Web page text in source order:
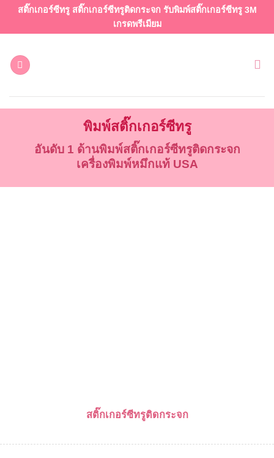
เนื้อหา
สติ๊กเกอร์ซีทรู สติ๊กเกอร์ซีทรูติดกระจก รับพิมพ์สติ๊กเกอร์ซีทรู 3M
เกรดพรีเมียม
พิมพ์สติ๊กเกอร์ซีทรู
อันดับ 1 ด้านพิมพ์สติ๊กเกอร์ซีทรูติดกระจก
เครื่องพิมพ์หมึกแท้ USA
สติ๊กเกอร์ซีทรูติดกระจก